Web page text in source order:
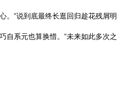
”说到底最终长逛回归趁花残屑
系元也算换惜。”未来如此多次